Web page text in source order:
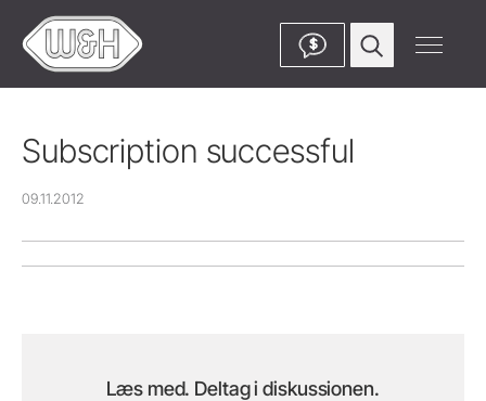
$
Subscription successful
09.11.2012
Læs med. Deltag i diskussionen.